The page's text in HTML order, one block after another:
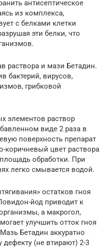
антисептическое
из комплекса,
с белками клетки
эти белки, что
раствора и мази Бетадин.
бактерий, вирусов,
грибковой
элементов раствор
виде 2 раза в
поверхность препарат
цвет раствора
обработки. При
легко смывается водой.
остатков гноя
йод приводит к
а макрогол,
улучшить отток гноя
Бетадин аккуратно
(не втирают) 2-3